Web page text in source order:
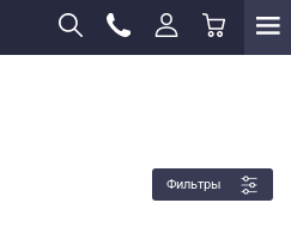
Фильтры